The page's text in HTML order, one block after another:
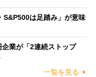
S&P500は足踏み」が意味
企業が「2連続ストップ
一覧を見る